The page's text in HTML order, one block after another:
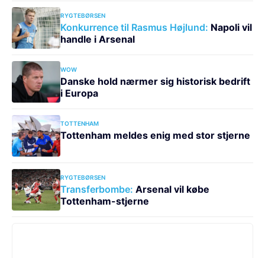
RYGTEBØRSEN
Konkurrence til Rasmus Højlund: Napoli vil
handle i Arsenal
WOW
Danske hold nærmer sig historisk bedrift
i Europa
TOTTENHAM
Tottenham meldes enig med stor stjerne
RYGTEBØRSEN
Transferbombe: Arsenal vil købe
Tottenham-stjerne